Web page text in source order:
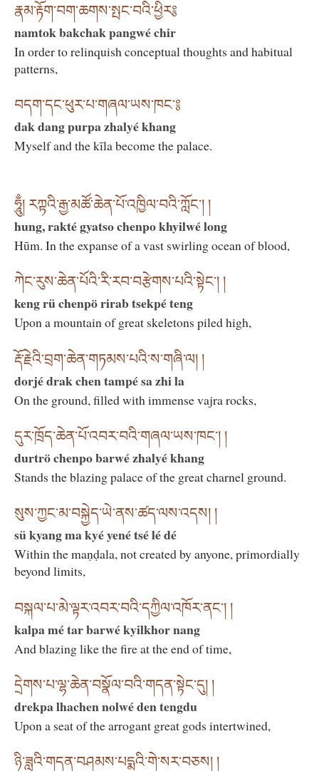
རྣམ་རྟོག་བག་ཆགས་སྤང་བའི་ཕྱིར༔
namtok bakchak pangwé chir
In order to relinquish conceptual thoughts and habitual
patterns,
བདག་དང་ཕུར་པ་གཞལ་ཡས་ཁང་༔
dak dang purpa zhalyé khang
Myself and the kīla become the palace.
ཧཱུྃ། རཀྟའི་རྒྱ་མཚོ་ཆེན་པོ་འཁྱིལ་བའི་ཀློང་། །
hung, rakté gyatso chenpo khyilwé long
Hūm. In the expanse of a vast swirling ocean of blood,
ཀེང་རུས་ཆེན་པོའི་རི་རབ་བརྩེགས་པའི་སྟེང་། །
keng rü chenpö rirab tsekpé teng
Upon a mountain of great skeletons piled high,
རྡོ་རྗེའི་བྲག་ཆེན་གཏམས་པའི་ས་གཞི་ལ། །
dorjé drak chen tampé sa zhi la
On the ground, filled with immense vajra rocks,
དུར་ཁྲོད་ཆེན་པོ་འབར་བའི་གཞལ་ཡས་ཁང་། །
durtrö chenpo barwé zhalyé khang
Stands the blazing palace of the great charnel ground.
སུས་ཀྱང་མ་བསྐྱེད་ཡེ་ནས་ཚད་ལས་འདས། །
sü kyang ma kyé yené tsé lé dé
Within the maṇḍala, not created by anyone, primordially
beyond limits,
བསྐལ་པ་མེ་ལྟར་འབར་བའི་དཀྱིལ་འཁོར་ནང་། །
kalpa mé tar barwé kyilkhor nang
And blazing like the fire at the end of time,
དྲེགས་པ་ལྷ་ཆེན་བསྣོལ་བའི་གདན་སྟེང་དུ། །
drekpa lhachen nolwé den tengdu
Upon a seat of the arrogant great gods intertwined,
ཉི་ཟླའི་གདན་བཤམས་པདྨའི་གེ་སར་བཅས། །